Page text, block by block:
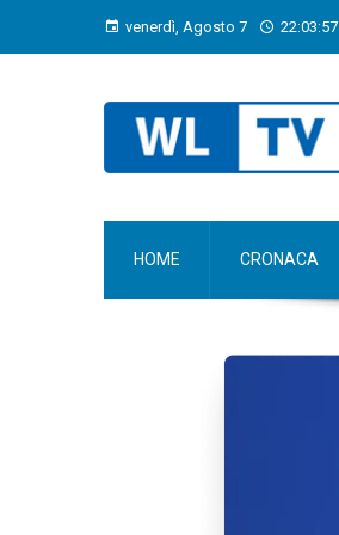
venerdì, Agosto 7 22:03:58
HOME CRONACA